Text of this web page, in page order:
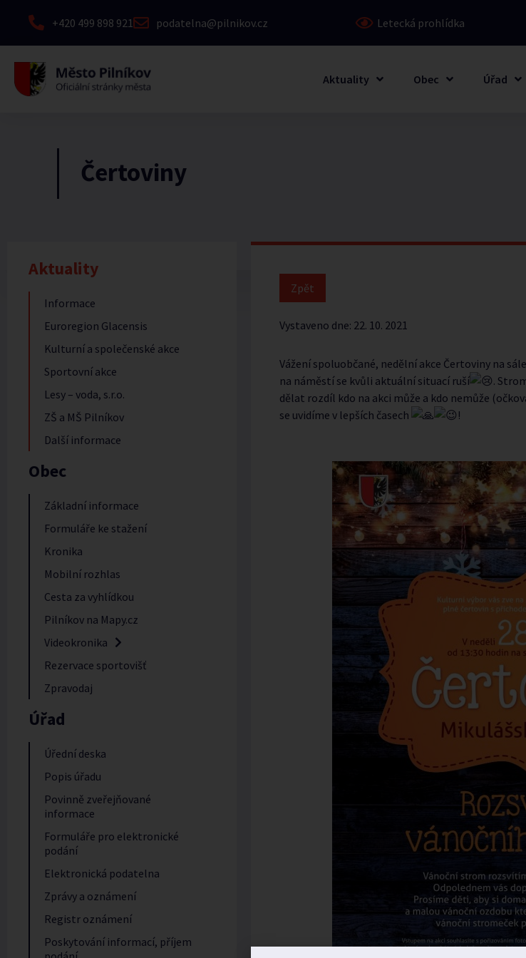
+420 499 898 921 podatelna@pilnikov.cz Letecká prohlídka
Aktuality Obec Úřad
Čertoviny
Aktuality
Informace
Euroregion Glacensis
Kulturní a společenské akce
Sportovní akce
Lesy – voda, s.r.o.
ZŠ a MŠ Pilníkov
Další informace
Obec
Základní informace
Formuláře ke stažení
Kronika
Mobilní rozhlas
Cesta za vyhlídkou
Pilníkov na Mapy.cz
Videokronika
Rezervace sportovišť
Zpravodaj
Úřad
Úřední deska
Popis úřadu
Povinně zveřejňované
informace
Formuláře pro elektronické
podání
Elektronická podatelna
Zprávy a oznámení
Registr oznámení
Poskytování informací, příjem
Vystaveno dne: 22. 10. 2021
Vážení spoluobčané, nedělní akce Čertoviny na
na náměstí se kvůli aktuální situací ruší
.
dělat rozdíl kdo na akci může a kdo nemůže
se uvidíme v lepších časech
!